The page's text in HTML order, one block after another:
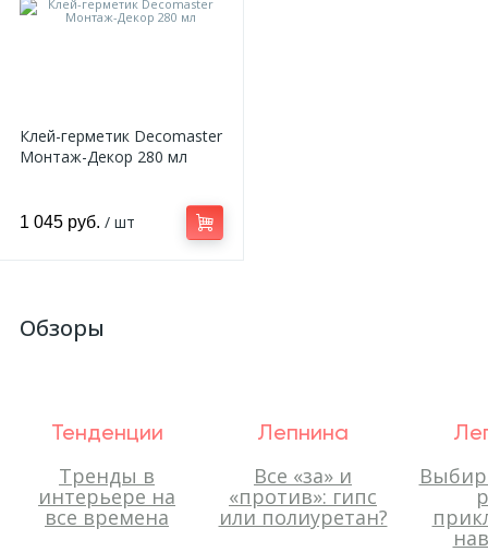
Клей-герметик Decomaster
Монтаж-Декор 280 мл
1 045 руб. / шт
Обзоры
Тенденции
Тренды в
интерьере на
все времена
Лепнина
Все «за» и
«против»: гипс
или полиуретан?